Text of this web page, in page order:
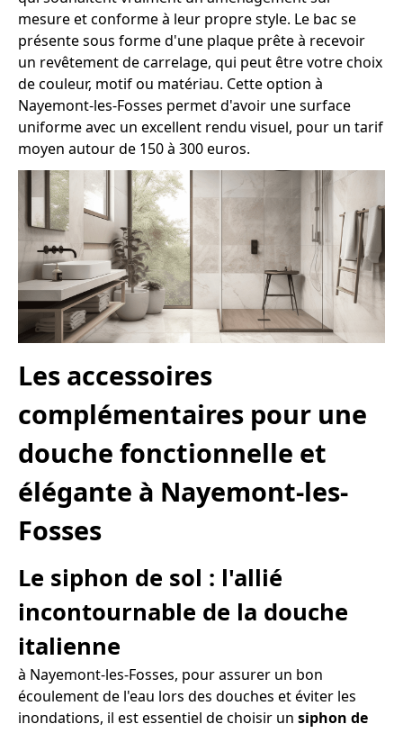
mesure et conforme à leur propre style. Le bac se
présente sous forme d'une plaque prête à recevoir
un revêtement de carrelage, qui peut être votre choix
de couleur, motif ou matériau. Cette option à
Nayemont-les-Fosses permet d'avoir une surface
uniforme avec un excellent rendu visuel, pour un tarif
moyen autour de 150 à 300 euros.
Les accessoires
complémentaires pour une
douche fonctionnelle et
élégante à Nayemont-les-
Fosses
Le siphon de sol : l'allié
incontournable de la douche
italienne
à Nayemont-les-Fosses, pour assurer un bon
écoulement de l'eau lors des douches et éviter les
inondations, il est essentiel de choisir un siphon de